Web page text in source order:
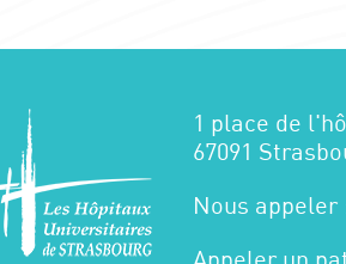
1 place de
67091
Nous appeler